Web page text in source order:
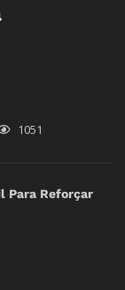
1051
Para Reforçar